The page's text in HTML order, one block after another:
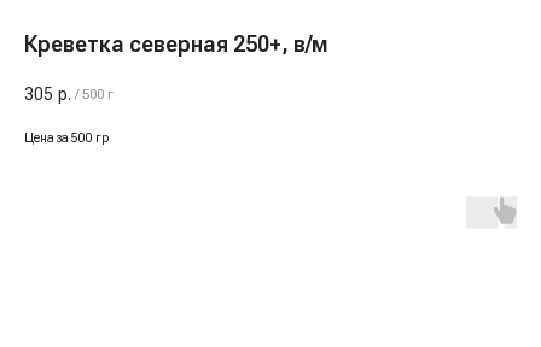
Креветка северная 250+, в/м
305 р. / 500 г
Цена за 500 гр